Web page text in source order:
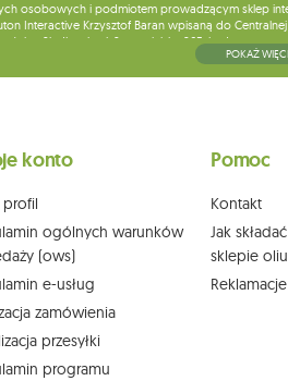
osobowych i podmiotem prowadzącym sklep
Interactive Krzysztof Baran wpisaną do
w Siedlcach, ul. Starowiejska 265, kod pocztowy:
wysyłki newslettera i przechowywane do chwili
Interactive pod adresem e-mail lub pisemnie na
POKAŻ
konto
ogólnych warunków
(ows)
e-usług
zamówienia
przesyłki
programu
Pomoc
Kontakt
Jak
sklepie
Reklamacje